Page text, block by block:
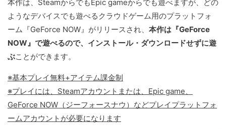
本作は、SteamからでもEpic gameからでも遊べますが、どの
ようなデバイスでも遊べるクラウドゲーム用のプラットフォ
ーム『GeForce NOW』がリリースされ、 本作は『GeForce
NOW』で遊べるので、インストール・ダウンロードせずに遊
ぶことができます。
※基本プレイ無料+アイテム課金制
※プレイには、Steamアカウントまたは、Epic game、
GeForce NOW（ジーフォースナウ）などプレイプラットフォ
ームアカウントが必要になります